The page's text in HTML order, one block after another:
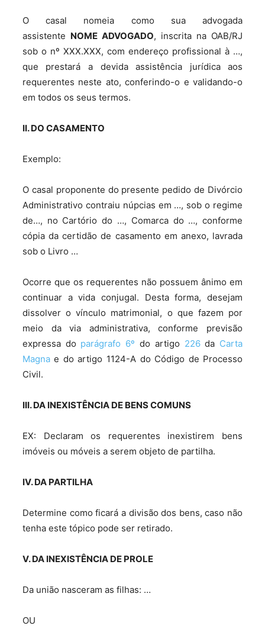
O casal nomeia como sua advogada
assistente NOME ADVOGADO, inscrita na OAB/RJ
sob o nº XXX.XXX, com endereço profissional à …,
que prestará a devida assistência jurídica aos
requerentes neste ato, conferindo-o e validando-o
em todos os seus termos.
II. DO CASAMENTO
Exemplo:
O casal proponente do presente pedido de Divórcio
Administrativo contraiu núpcias em …, sob o regime
de…, no Cartório do …, Comarca do …, conforme
cópia da certidão de casamento em anexo, lavrada
sob o Livro …
Ocorre que os requerentes não possuem ânimo em
continuar a vida conjugal. Desta forma, desejam
dissolver o vínculo matrimonial, o que fazem por
meio da via administrativa, conforme previsão
expressa do parágrafo 6º do artigo 226da Carta
Magnae do artigo 1124-A do Código de Processo
Civil.
III. DA INEXISTÊNCIA DE BENS COMUNS
EX: Declaram os requerentes inexistirem bens
imóveis ou móveis a serem objeto de partilha.
IV. DA PARTILHA
Determine como ficará a divisão dos bens, caso não
tenha este tópico pode ser retirado.
V. DA INEXISTÊNCIA DE PROLE
Da união nasceram as filhas: …
OU